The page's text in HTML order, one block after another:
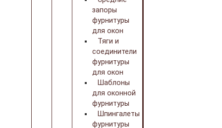
запоры
фурнитуры
для окон
Тяги и
соединители
фурнитуры
для окон
Шаблоны
для оконной
фурнитуры
Шпингалеты
фурнитуры